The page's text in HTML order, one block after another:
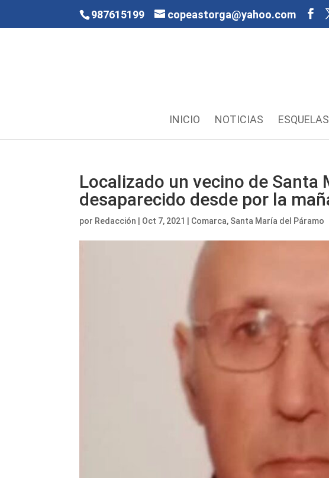
987615199 copeastorga@yahoo.com
INICIO NOTICIAS ESQUELAS
Localizado un vecino de Santa
desaparecido desde por la
por Redacción Oct 7, 2021 Comarca, Santa María del Páramo